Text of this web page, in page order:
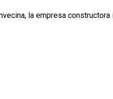
la empresa constructora